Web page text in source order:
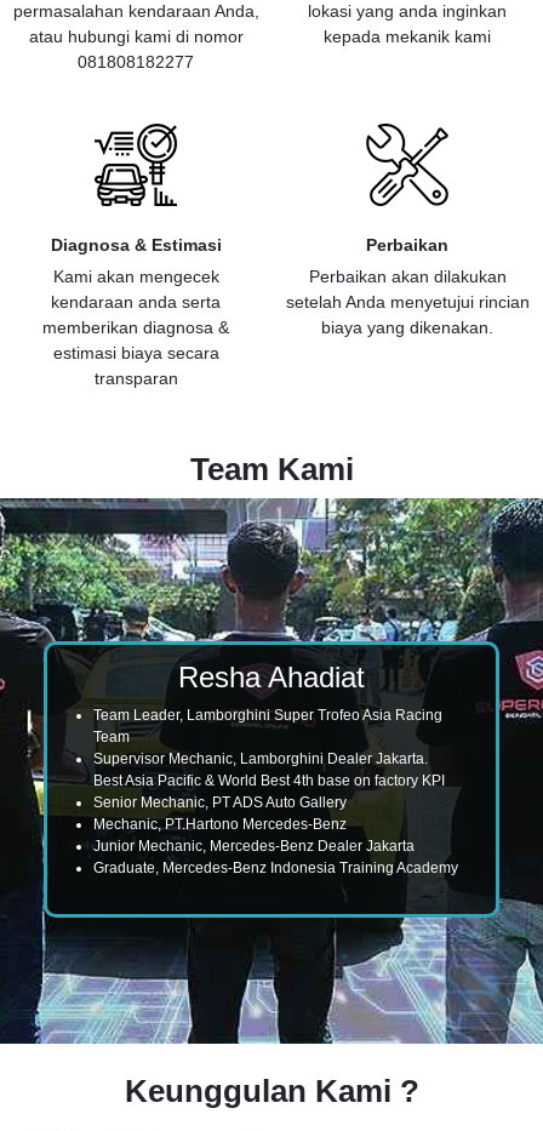
permasalahan kendaraan Anda,
atau hubungi kami di nomor
081808182277
lokasi yang anda inginkan
kepada mekanik kami
Diagnosa & Estimasi
Kami akan mengecek
kendaraan anda serta
memberikan diagnosa &
estimasi biaya secara
transparan
Perbaikan
Perbaikan akan dilakukan
setelah Anda menyetujui rincian
biaya yang dikenakan.
Team Kami
Resha Ahadiat
Team Leader, Lamborghini Super Trofeo Asia Racing
Team
Supervisor Mechanic, Lamborghini Dealer Jakarta.
Best Asia Pacific & World Best 4th base on factory KPI
Senior Mechanic, PT ADS Auto Gallery
Mechanic, PT.Hartono Mercedes-Benz
Junior Mechanic, Mercedes-Benz Dealer Jakarta
Graduate, Mercedes-Benz Indonesia Training Academy
Keunggulan Kami ?